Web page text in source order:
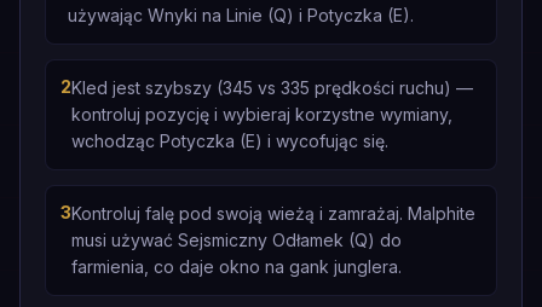
używając Wnyki na Linie (Q) i Potyczka (E).
2Kled jest szybszy (345 vs 335 prędkości ruchu) —
kontroluj pozycję i wybieraj korzystne wymiany,
wchodząc Potyczka (E) i wycofując się.
3Kontroluj falę pod swoją wieżą i zamrażaj. Malphite
musi używać Sejsmiczny Odłamek (Q) do
farmienia, co daje okno na gank junglera.